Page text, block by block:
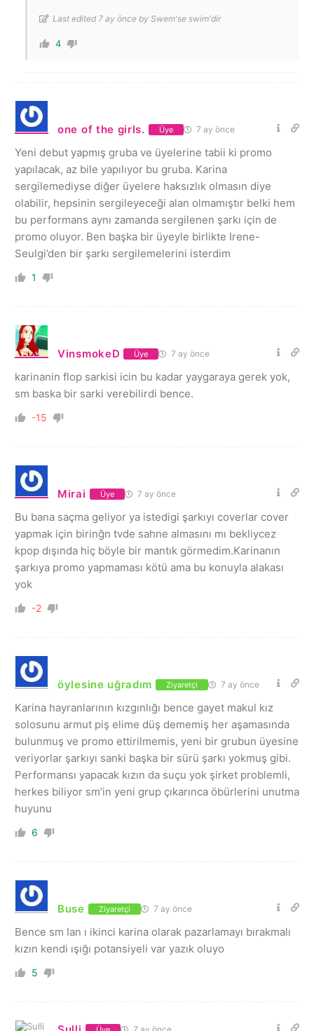
Last edited 7 ay önce by Swem'se swim'dir
4
one of the girls. Üye 7 ay önce
Yeni debut yapmış gruba ve üyelerine tabii ki promo
yapılacak, az bile yapılıyor bu gruba. Karina
sergilemediyse diğer üyelere haksızlık olmasın diye
olabilir, hepsinin sergileyeceği alan olmamıştır belki hem
bu performans aynı zamanda sergilenen şarkı için de
promo oluyor. Ben başka bir üyeyle birlikte Irene-
Seulgi’den bir şarkı sergilemelerini isterdim
1
VinsmokeD Üye 7 ay önce
karinanin flop sarkisi icin bu kadar yaygaraya gerek yok,
sm baska bir sarki verebilirdi bence.
-15
Mirai Üye 7 ay önce
Bu bana saçma geliyor ya istedigi şarkıyı coverlar cover
yapmak için birinğn tvde sahne almasını mı bekliycez
kpop dışında hiç böyle bir mantık görmedim.Karinanın
şarkıya promo yapmaması kötü ama bu konuyla alakası
yok
-2
öylesine uğradım Ziyaretçi 7 ay önce
Karina hayranlarının kızgınlığı bence gayet makul kız
solosunu armut piş elime düş dememiş her aşamasında
bulunmuş ve promo ettirilmemis, yeni bir grubun üyesine
veriyorlar şarkıyı sanki başka bir sürü şarkı yokmuş gibi.
Performansı yapacak kızın da suçu yok şirket problemli,
herkes biliyor sm’in yeni grup çıkarınca öbürlerini unutma
huyunu
6
Buse Ziyaretçi 7 ay önce
Bence sm Ian ı ikinci karina olarak pazarlamayı bırakmalı
kızın kendi ışığı potansiyeli var yazık oluyo
5